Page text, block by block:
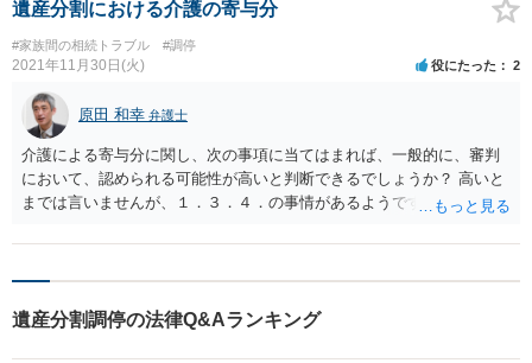
遺産分割における介護の寄与分
#家族間の相続トラブル #調停
2021年11月30日(火) 役にたった 2
原田 和幸 弁護士
介護による寄与分に関し、次の事項に当てはまれば、一般的に、審判
において、認められる可能性が高いと判断できるでしょうか？ 高いと
までは言いませんが、１．３．４．の事情があるようですから、可能
遺産分割調停の法律Q&Aランキング